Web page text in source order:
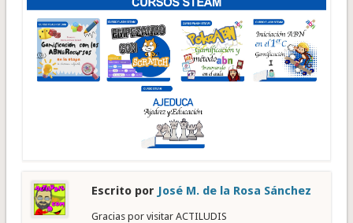
Escrito por José M. de la Rosa Sánchez
Gracias por visitar ACTILUDIS